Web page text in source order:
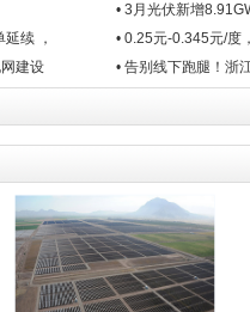
• 3月光伏新增
续 ，
• 0.25元-0.345元/度
建设
• 告别线下跑腿！浙